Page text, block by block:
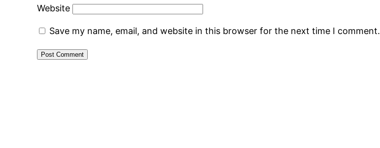
Website
Save my name, email, and website in this browser for the next time I comment.